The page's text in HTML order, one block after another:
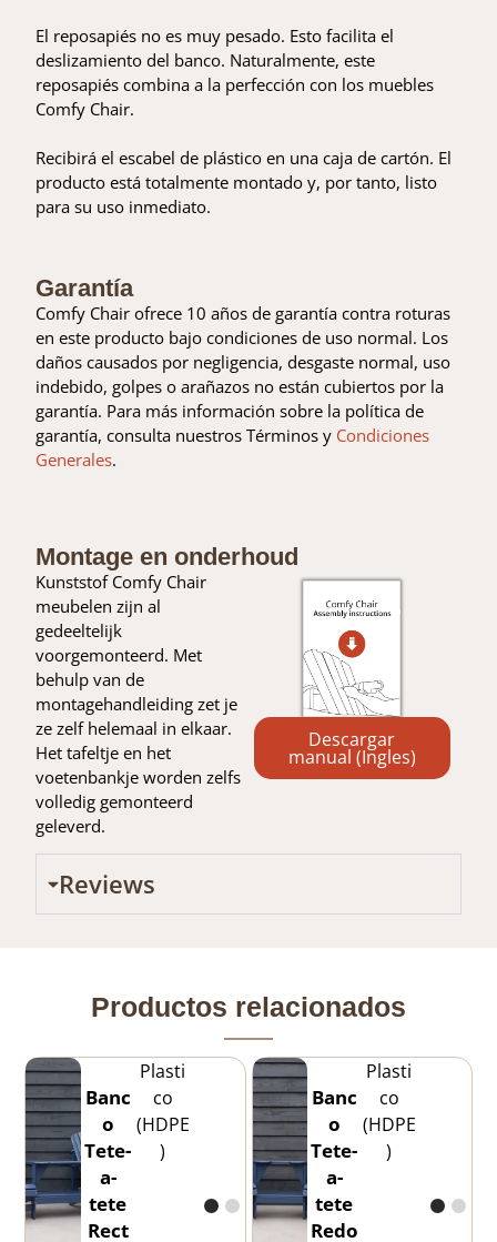
El reposapiés no es muy pesado. Esto facilita el
deslizamiento del banco. Naturalmente, este
reposapiés combina a la perfección con los muebles
Comfy Chair.
Recibirá el escabel de plástico en una caja de cartón. El
producto está totalmente montado y, por tanto, listo
para su uso inmediato.
Garantía
Comfy Chair ofrece 10 años de garantía contra roturas
en este producto bajo condiciones de uso normal. Los
daños causados por negligencia, desgaste normal, uso
indebido, golpes o arañazos no están cubiertos por la
garantía. Para más información sobre la política de
garantía, consulta nuestros Términos y Condiciones
Generales.
Montage en onderhoud
Kunststof Comfy Chair
meubelen zijn al
gedeeltelijk
voorgemonteerd. Met
behulp van de
montagehandleiding zet je
ze zelf helemaal in elkaar.
Het tafeltje en het
voetenbankje worden zelfs
volledig gemonteerd
geleverd.
Descargar
manual (Ingles)
Reviews
Productos relacionados
Banc
o
Tete-
a-
tete
Rect
Plasti
co
(HDPE
)
Banc
o
Tete-
a-
tete
Redo
Plasti
co
(HDPE
)